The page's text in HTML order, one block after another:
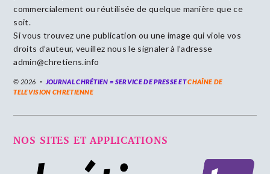
commercialement ou réutilisée de quelque manière que ce
soit.
Si vous trouvez une publication ou une image qui viole vos
droits d’auteur, veuillez nous le signaler à l’adresse
admin@chretiens.info
© 2026 JOURNAL CHRÉTIEN = SERVICE DE PRESSE ETCHAÎNE DE
TELEVISION CHRETIENNE
NOS SITES ET APPLICATIONS